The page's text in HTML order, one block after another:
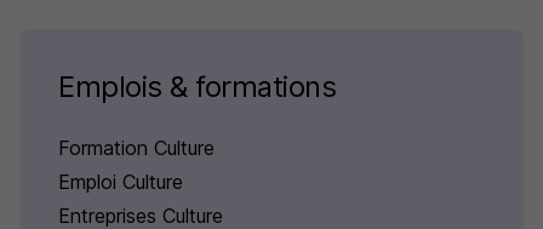
Emplois & formations
Formation Culture
Emploi Culture
Entreprises Culture